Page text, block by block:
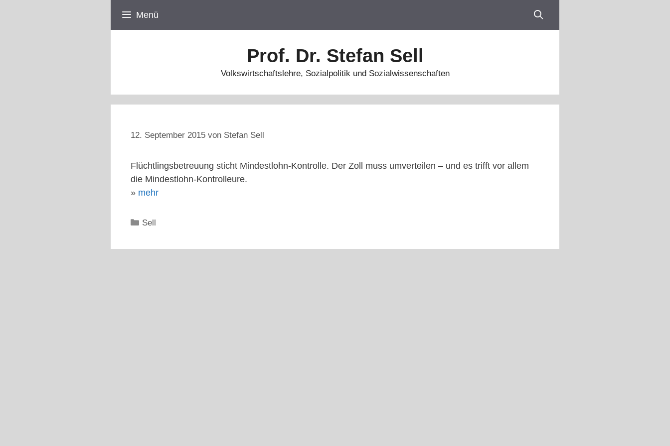
Menü
Prof. Dr. Stefan Sell
Volkswirtschaftslehre, Sozialpolitik und Sozialwissenschaften
12. September 2015 von Stefan Sell
Flüchtlingsbetreuung sticht Mindestlohn-Kontrolle. Der Zoll muss umverteilen – und es trifft vor allem
die Mindestlohn-Kontrolleure.
» mehr
Kategorien
Sell